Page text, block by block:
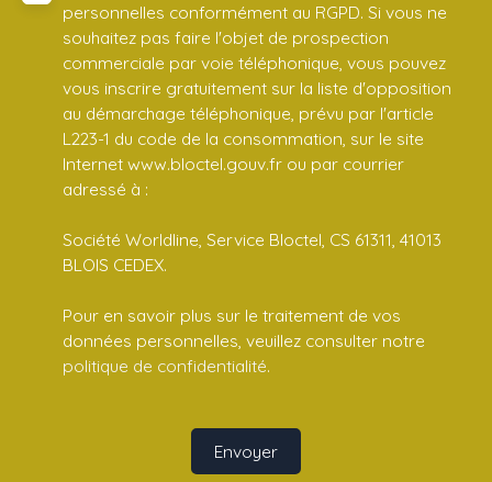
personnelles conformément au RGPD. Si vous ne
souhaitez pas faire l'objet de prospection
commerciale par voie téléphonique, vous pouvez
vous inscrire gratuitement sur la liste d'opposition
au démarchage téléphonique, prévu par l'article
L223-1 du code de la consommation, sur le site
Internet www.bloctel.gouv.fr ou par courrier
adressé à :
Société Worldline, Service Bloctel, CS 61311, 41013
BLOIS CEDEX.
Pour en savoir plus sur le traitement de vos
données personnelles, veuillez consulter notre
politique de confidentialité.
Envoyer